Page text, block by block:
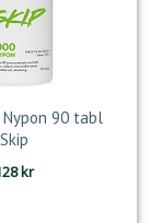
Nypon 90 tabl
Skip
kr